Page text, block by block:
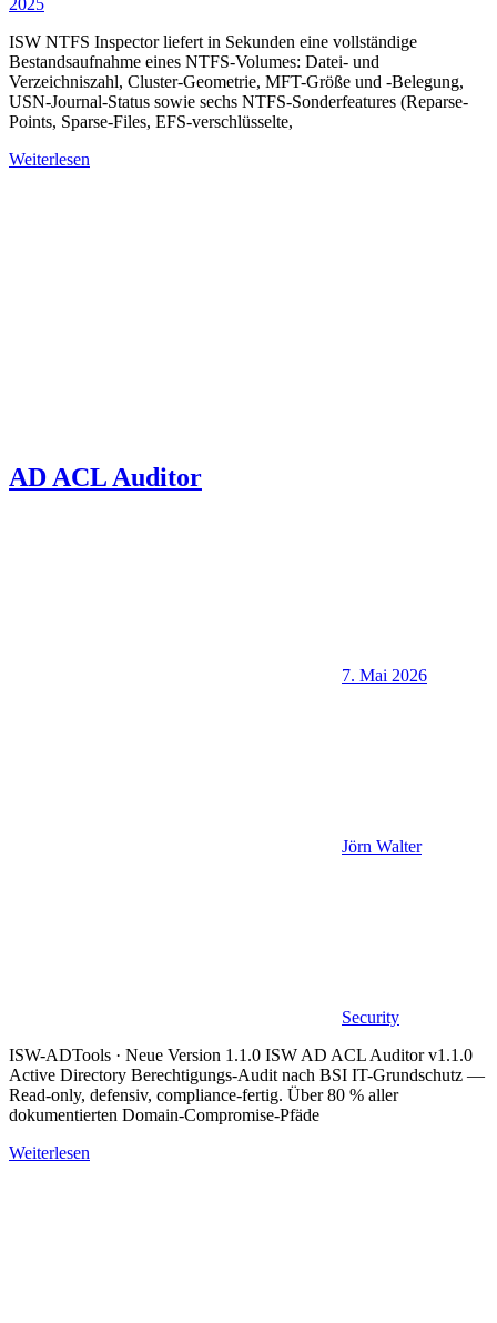
ISW NTFS Inspector liefert in Sekunden eine vollständige
Bestandsaufnahme eines NTFS-Volumes: Datei- und
Verzeichniszahl, Cluster-Geometrie, MFT-Größe und -Belegung,
USN-Journal-Status sowie sechs NTFS-Sonderfeatures (Reparse-
Points, Sparse-Files, EFS-verschlüsselte,
Weiterlesen
AD ACL Auditor
7. Mai 2026
Jörn Walter
Security
ISW-ADTools · Neue Version 1.1.0 ISW AD ACL Auditor v1.1.0
Active Directory Berechtigungs-Audit nach BSI IT-Grundschutz —
Read-only, defensiv, compliance-fertig. Über 80 % aller
dokumentierten Domain-Compromise-Pfäde
Weiterlesen